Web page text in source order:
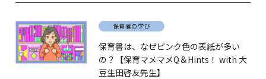
保育者の学び
保育書は、なぜピンク色の表紙が多い
の？【保育マメマメQ＆Hints！ with 大
豆生田啓友先生】